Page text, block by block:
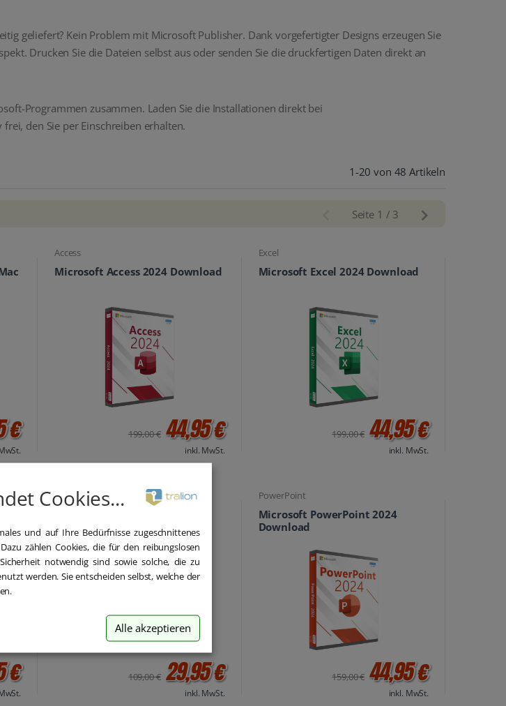
geliefert? Kein Problem mit Microsoft Publisher. Dank vorgefertigter Designs erzeugen Sie
Drucken Sie die Dateien selbst aus oder senden Sie die druckfertigen Daten direkt an
Programmen zusammen. Laden Sie die Installationen direkt bei
den Sie per Einschreiben erhalten.
1-20 von 48 Artikeln
Seite 1 / 3
€
Access
Microsoft Access 2024 Download
199,00 € 44,95 €
inkl. MwSt.
Excel
Microsoft Excel 2024 Download
199,00 € 44,95 €
inkl. MwSt.
€
OneNote
Download
109,00 € 29,95 €
inkl. MwSt.
PowerPoint
Microsoft PowerPoint 2024
Download
159,00 € 44,95 €
inkl. MwSt.
Cookies...
und auf Ihre Bedürfnisse zugeschnittenes
zählen Cookies, die für den reibungslosen
notwendig sind sowie solche, die zu
werden. Sie entscheiden selbst, welche der
Alle akzeptieren